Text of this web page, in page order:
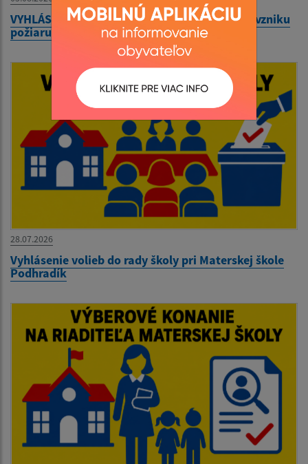
VYHLÁSENIE času zvýšeného nebezpečenstva vzniku
požiaru
28.07.2026
Vyhlásenie volieb do rady školy pri Materskej škole
Podhradík